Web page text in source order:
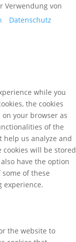
Verwendung von
Datenschutz
while you
the cookies
your browser as
of the
help us analyze and
cookies will be stored
have the option
of these
experience.
the website to